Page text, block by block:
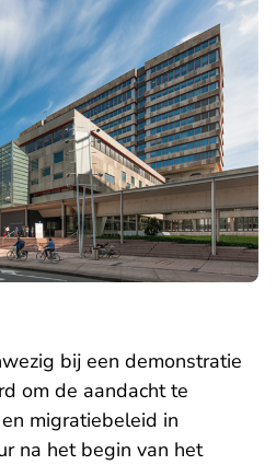
bij een demonstratie
om de aandacht te
migratiebeleid in
na het begin van het